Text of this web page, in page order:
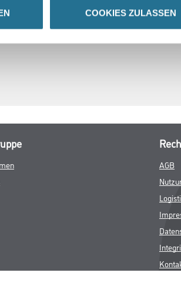
COOKIES ZULASSEN
AGB